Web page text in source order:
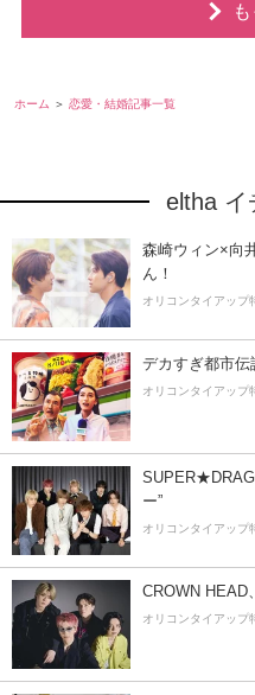
ホーム 恋愛・結婚記事一覧
eltha イ
森崎ウィン×向
ん！
オリコンタイアップ
デカすぎ都市
オリコンタイアップ
ー”
オリコンタイアップ
CROWN HEAD
オリコンタイアップ